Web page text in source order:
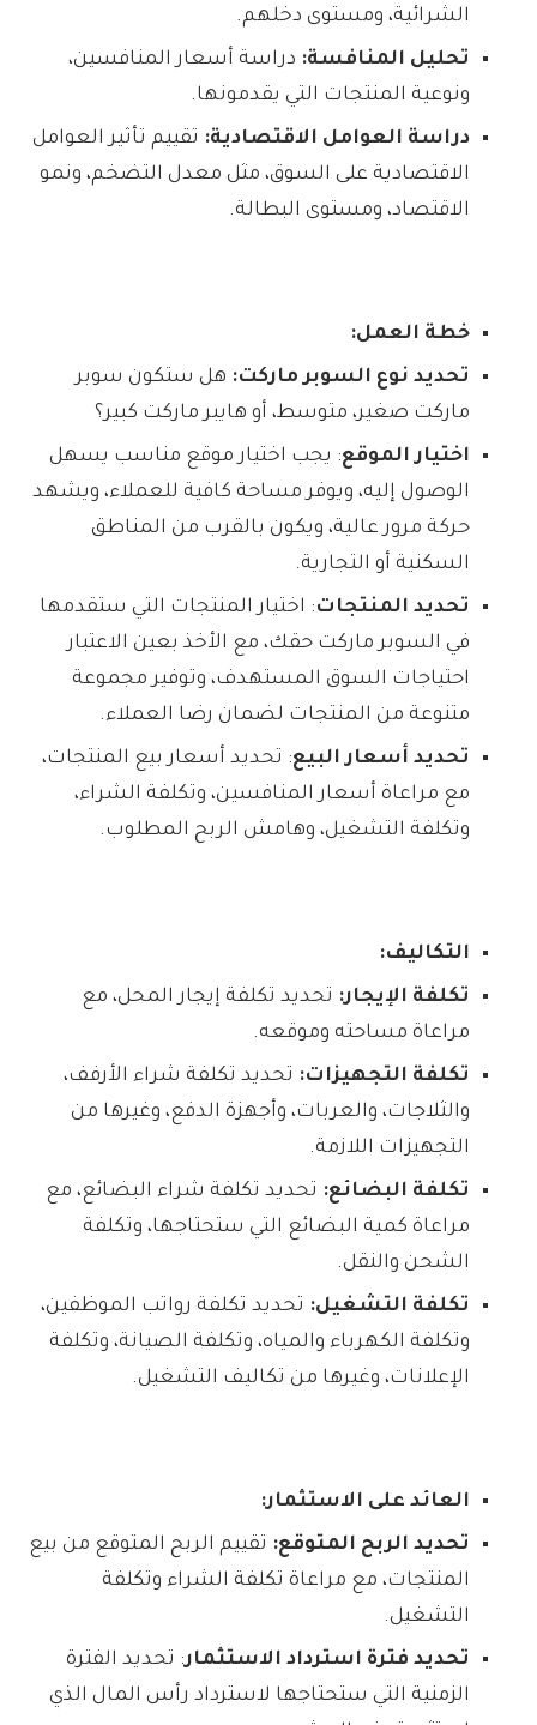
الشرائية، ومستوى دخلهم.
تحليل المنافسة: دراسة أسعار المنافسين،
ونوعية المنتجات التي يقدمونها.
دراسة العوامل الاقتصادية: تقييم تأثير العوامل
الاقتصادية على السوق، مثل معدل التضخم، ونمو
الاقتصاد، ومستوى البطالة.
خطة العمل:
تحديد نوع السوبر ماركت: هل ستكون سوبر
ماركت صغير، متوسط، أو هايبر ماركت كبير؟
اختيار الموقع: يجب اختيار موقع مناسب يسهل
الوصول إليه، ويوفر مساحة كافية للعملاء، ويشهد
حركة مرور عالية، ويكون بالقرب من المناطق
السكنية أو التجارية.
تحديد المنتجات: اختيار المنتجات التي ستقدمها
في السوبر ماركت حقك، مع الأخذ بعين الاعتبار
احتياجات السوق المستهدف، وتوفير مجموعة
متنوعة من المنتجات لضمان رضا العملاء.
تحديد أسعار البيع: تحديد أسعار بيع المنتجات،
مع مراعاة أسعار المنافسين، وتكلفة الشراء،
وتكلفة التشغيل، وهامش الربح المطلوب.
التكاليف:
تكلفة الإيجار: تحديد تكلفة إيجار المحل، مع
مراعاة مساحته وموقعه.
تكلفة التجهيزات: تحديد تكلفة شراء الأرفف،
والثلاجات، والعربات، وأجهزة الدفع، وغيرها من
التجهيزات اللازمة.
تكلفة البضائع: تحديد تكلفة شراء البضائع، مع
مراعاة كمية البضائع التي ستحتاجها، وتكلفة
الشحن والنقل.
تكلفة التشغيل: تحديد تكلفة رواتب الموظفين،
وتكلفة الكهرباء والمياه، وتكلفة الصيانة، وتكلفة
الإعلانات، وغيرها من تكاليف التشغيل.
العائد على الاستثمار:
تحديد الربح المتوقع: تقييم الربح المتوقع من بيع
المنتجات، مع مراعاة تكلفة الشراء وتكلفة
التشغيل.
تحديد فترة استرداد الاستثمار: تحديد الفترة
الزمنية التي ستحتاجها لاسترداد رأس المال الذي